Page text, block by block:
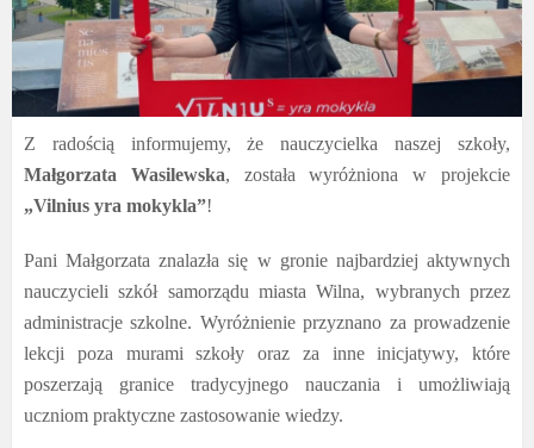
Z radością informujemy, że nauczycielka naszej szkoły,
Małgorzata Wasilewska, została wyróżniona w projekcie
„Vilnius yra mokykla”!
Pani Małgorzata znalazła się w gronie najbardziej aktywnych
nauczycieli szkół samorządu miasta Wilna, wybranych przez
administracje szkolne. Wyróżnienie przyznano za prowadzenie
lekcji poza murami szkoły oraz za inne inicjatywy, które
poszerzają granice tradycyjnego nauczania i umożliwiają
uczniom praktyczne zastosowanie wiedzy.